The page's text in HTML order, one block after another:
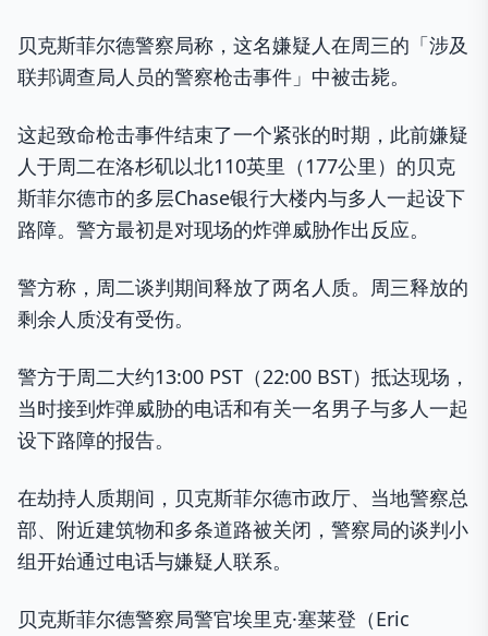
贝克斯菲尔德警察局称，这名嫌疑人在周三的「涉及
联邦调查局人员的警察枪击事件」中被击毙。
这起致命枪击事件结束了一个紧张的时期，此前嫌疑
人于周二在洛杉矶以北110英里（177公里）的贝克
斯菲尔德市的多层Chase银行大楼内与多人一起设下
路障。警方最初是对现场的炸弹威胁作出反应。
警方称，周二谈判期间释放了两名人质。周三释放的
剩余人质没有受伤。
警方于周二大约13:00 PST（22:00 BST）抵达现场，
当时接到炸弹威胁的电话和有关一名男子与多人一起
设下路障的报告。
在劫持人质期间，贝克斯菲尔德市政厅、当地警察总
部、附近建筑物和多条道路被关闭，警察局的谈判小
组开始通过电话与嫌疑人联系。
贝克斯菲尔德警察局警官埃里克·塞莱登（Eric